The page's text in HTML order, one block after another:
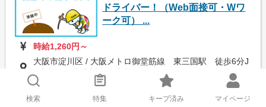
ドライバー！（Web面接可・Wワ
ーク可） ...
時給1,260円～
大阪市淀川区 / 大阪メトロ御堂筋線 東三国駅 徒歩6分J
R京都線 東淀川駅 徒歩14分
仕事内容を見てみる ∨
検索 特集 キープ済み マイページ